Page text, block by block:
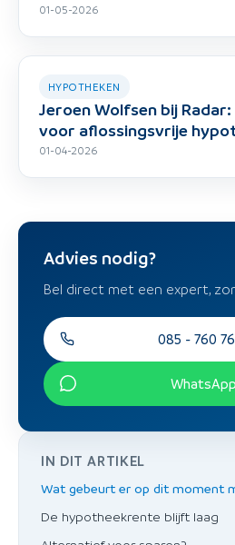
01-05-2026
HYPOTHEKEN
Jeroen Wolfsen bij
voor aflossingsvrije
01-04-2026
IN DIT ARTIKEL
Wat gebeurt er op dit moment
De hypotheekrente blijft laag
Advies nodig?
Bel direct met een expert,
085 - 760
WhatsApp